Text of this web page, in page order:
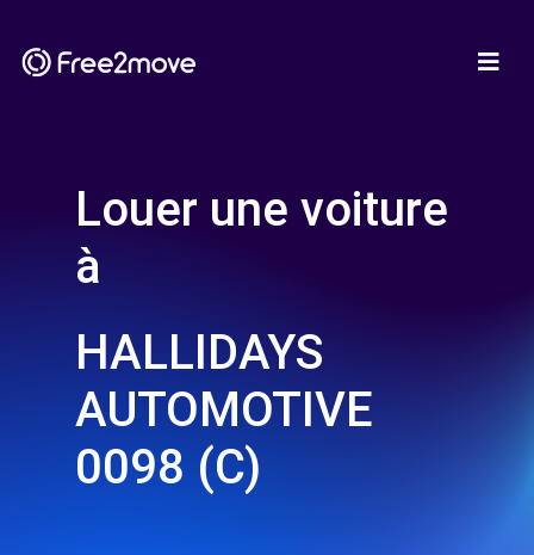
Louer une voiture
à
HALLIDAYS
AUTOMOTIVE
0098 (C)